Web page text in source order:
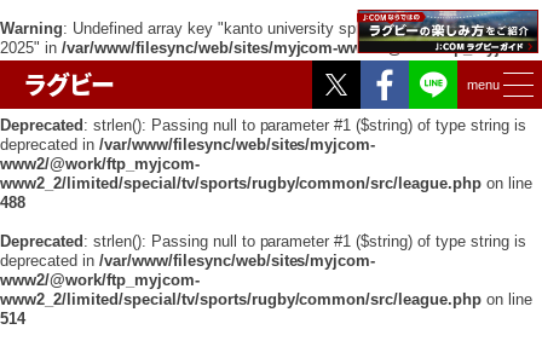
Warning: Undefined array key "kanto university spring exchange tournament
2025" in /var/www/filesync/web/sites/myjcom-www2/@work/ftp_myjcom-
www2_2/limited/special/tv/sports/rugby/common/src/league.php
Deprecated : strlen(): Passing null to parameter #1 ($string) of type string is
deprecated in /var/www/filesync/web/sites/myjcom-
www2/@work/ftp_myjcom-
www2_2/limited/special/tv/sports/rugby/common/src/league.php on line
488
Deprecated : strlen(): Passing null to parameter #1 ($string) of type string is
deprecated in /var/www/filesync/web/sites/myjcom-
www2/@work/ftp_myjcom-
www2_2/limited/special/tv/sports/rugby/common/src/league.php on line
514
Twitter
Facebook
menu
ラグビー